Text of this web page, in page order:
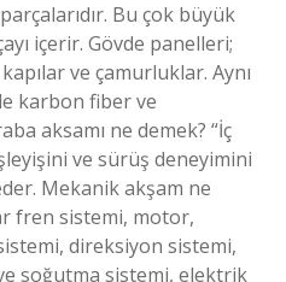
Bu çok büyük
içerir. Gövde panelleri;
ve çamurluklar. Aynı
karbon fiber ve
aksamı ne demek? “İç
ve sürüş deneyimini
Mekanik akşam ne
fren sistemi, motor,
direksiyon sistemi,
soğutma sistemi, elektrik